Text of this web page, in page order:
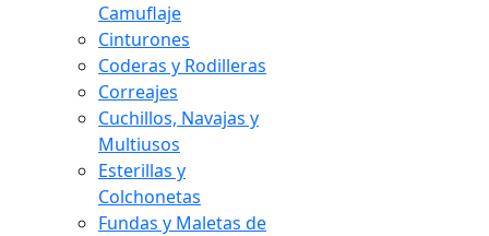
Camuflaje
Cinturones
Coderas y Rodilleras
Correajes
Cuchillos, Navajas y
Multiusos
Esterillas y
Colchonetas
Fundas y Maletas de